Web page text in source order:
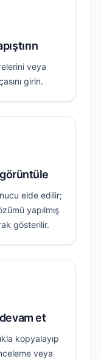
veya
girin.
elde edilir;
yapılmış
gösterilir.
et
kopyalayıp
veya